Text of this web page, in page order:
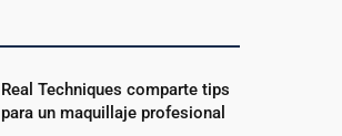
Real Techniques comparte tips
para un maquillaje profesional